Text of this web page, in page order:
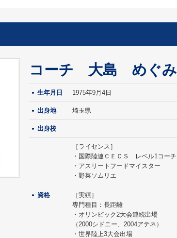
コーチ 大島 めぐみ
生年月日 1975年9月4日
出身地 埼玉県
出身校
資格
［ライセンス］
・国際陸連ＣＥＣＳ レベル1コーチ
・アスリートフードマイスター
・野菜ソムリエ
［実績］
専門種目：長距離
・オリンピック2大会連続出場
（2000シドニー、2004アテネ）
・世界陸上3大会出場